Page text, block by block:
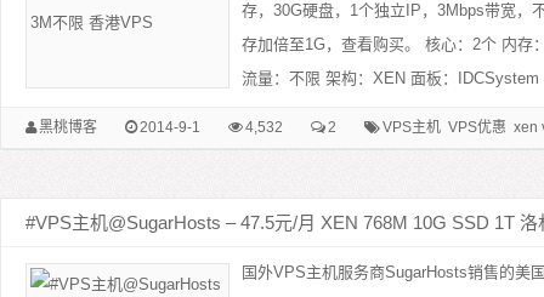
存，30G硬盘，1个独立IP，3Mbps带宽，
存加倍至1G，查看购买。 核心：2个 内存
流量：不限 架构：XEN 面板：
黑桃博客 2014-9-1 4,532 2 VPS主机 VPS优惠 xen
#VPS主机@SugarHosts – 47.5元/月 XEN 768M 10G SSD 1T 洛
国外VPS主机服务商SugarHosts销售的美